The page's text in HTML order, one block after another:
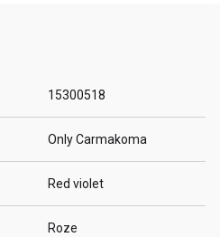
15300518
Only Carmakoma
Red violet
Roze